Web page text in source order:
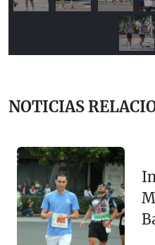
NOTICIAS